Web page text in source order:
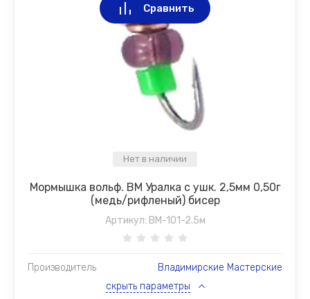
Нет в наличии
Мормышка вольф. ВМ Уралка с ушк. 2,5мм 0,50г
(медь/рифленый) бисер
Артикул: ВМ-101-2.5м
Производитель
Владимирские Мастерские
скрыть параметры
Сравнить